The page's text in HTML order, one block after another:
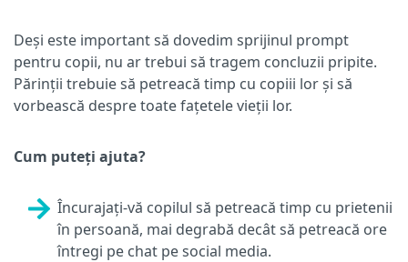
Deși este important să dovedim sprijinul prompt
pentru copii, nu ar trebui să tragem concluzii pripite.
Părinții trebuie să petreacă timp cu copiii lor și să
vorbească despre toate fațetele vieții lor.
Cum puteți ajuta?
Încurajați-vă copilul să petreacă timp cu prietenii
în persoană, mai degrabă decât să petreacă ore
întregi pe chat pe social media.